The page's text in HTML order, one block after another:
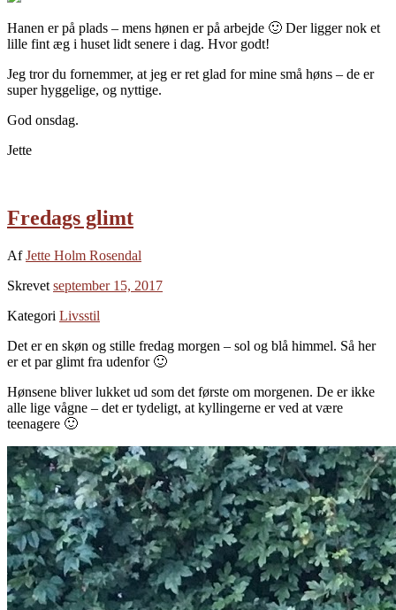
Hanen er på plads – mens hønen er på arbejde 🙂 Der ligger nok et
lille fint æg i huset lidt senere i dag. Hvor godt!
Jeg tror du fornemmer, at jeg er ret glad for mine små høns – de er
super hyggelige, og nyttige.
God onsdag.
Jette
Fredags glimt
AfJette Holm Rosendal
Skrevet september 15, 2017
Kategori Livsstil
Det er en skøn og stille fredag morgen – sol og blå himmel. Så her
er et par glimt fra udenfor 🙂
Hønsene bliver lukket ud som det første om morgenen. De er ikke
alle lige vågne – det er tydeligt, at kyllingerne er ved at være
teenagere 🙂